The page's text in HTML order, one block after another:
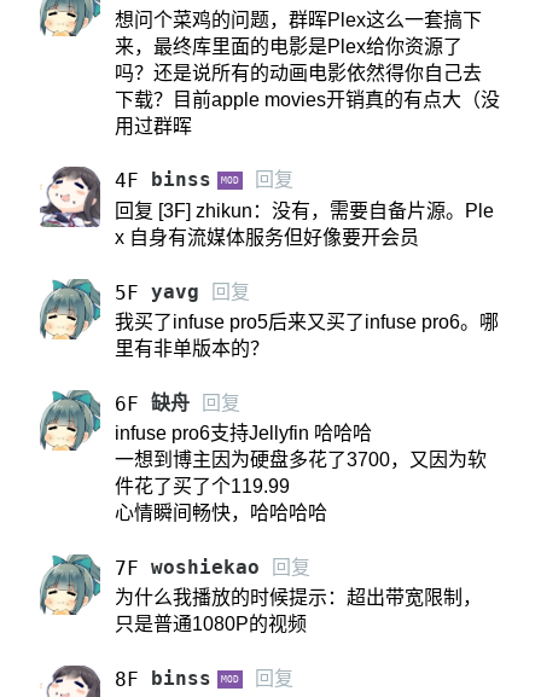
想问个菜鸡的问题，群晖Plex这么一套搞下
来，最终库里面的电影是Plex给你资源了
吗？还是说所有的动画电影依然得你自己去
下载？目前apple movies开销真的有点大（没
用过群晖
4F binss MOD 回复
回复 [3F] zhikun：没有，需要自备片源。Ple
x 自身有流媒体服务但好像要开会员
5F yavg 回复
我买了infuse pro5后来又买了infuse pro6。哪
里有非单版本的？
6F 缺舟 回复
infuse pro6支持Jellyfin 哈哈哈
一想到博主因为硬盘多花了3700，又因为软
件花了买了个119.99
心情瞬间畅快，哈哈哈哈
7F woshiekao 回复
为什么我播放的时候提示：超出带宽限制，
只是普通1080P的视频
8F binss MOD 回复